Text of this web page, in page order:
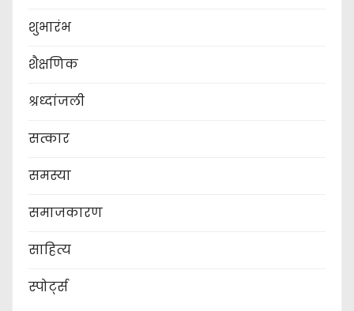
शुभारंभ
शैक्षणिक
श्रध्दांजली
सत्कार
समस्या
समाजकारण
साहित्य
स्पोर्ट्स